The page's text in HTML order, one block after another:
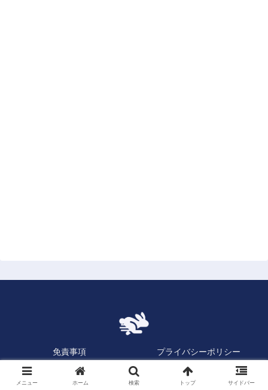
免責事項
プライバシーポリシー
お問い合わせ
メニュー ホーム 検索 トップ サイドバー